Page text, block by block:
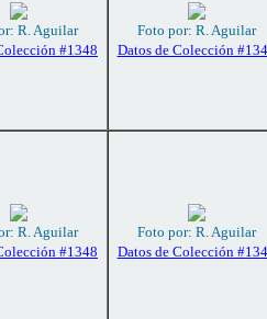
R. Aguilar
#1348
Foto por: R. Aguilar
Datos de Colección
R. Aguilar
#1348
Foto por: R. Aguilar
Datos de Colección